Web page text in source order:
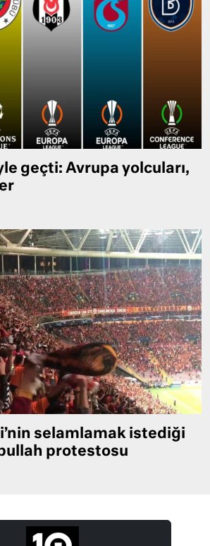
geçti: Avrupa yolcuları,
selamlamak istediği
protestosu